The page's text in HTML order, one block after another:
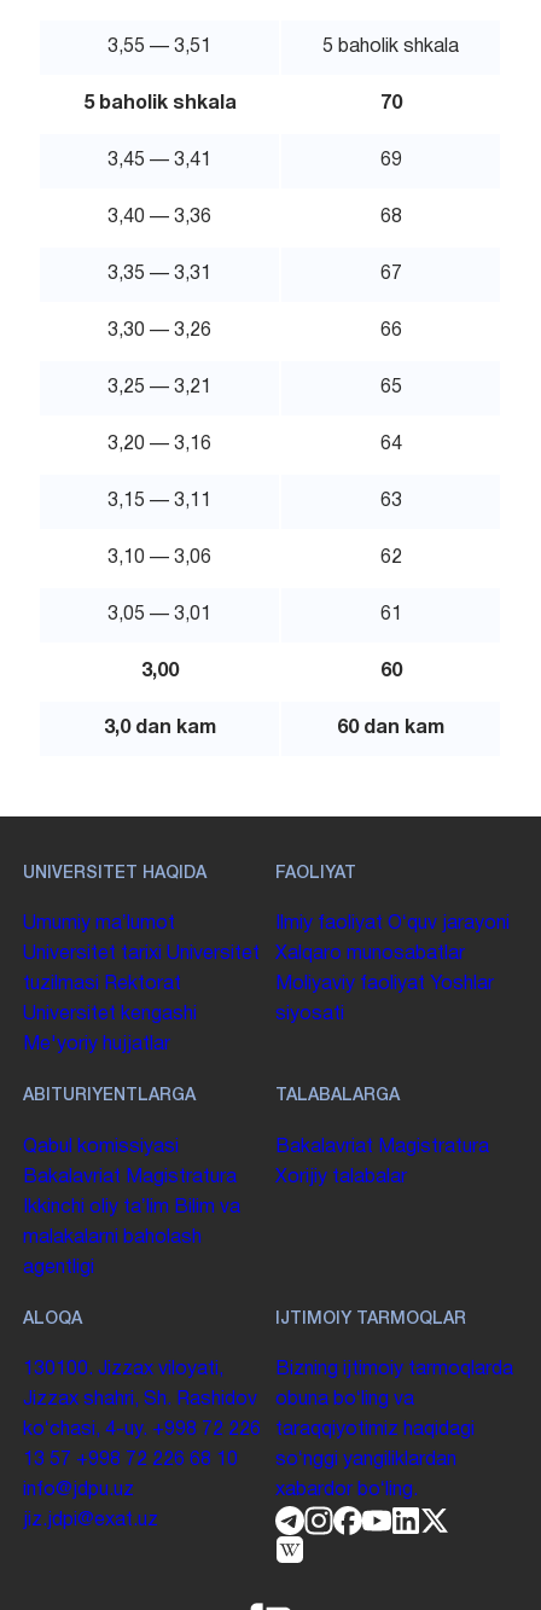
3,55 — 3,51 5 baholik shkala
5 baholik shkala 70
3,45 — 3,41 69
3,40 — 3,36 68
3,35 — 3,31 67
3,30 — 3,26 66
3,25 — 3,21 65
3,20 — 3,16 64
3,15 — 3,11 63
3,10 — 3,06 62
3,05 — 3,01 61
3,00 60
3,0 dan kam 60 dan kam
UNIVERSITET HAQIDA
Umumiy maʼlumot
Universitet tarixi Universitet
tuzilmasi
Rektorat
Universitet kengashi
Me'yoriy hujjatlar
FAOLIYAT
Ilmiy faoliyat Oʻquv jarayoni
Xalqaro munosabatlar
Moliyaviy faoliyat Yoshlar
siyosati
ABITURIYENTLARGA
Qabul komissiyasi
Bakalavriat Magistratura
Ikkinchi oliy taʼlim Bilim va
malakalarni baholash
agentligi
TALABALARGA
Bakalavriat Magistratura
Xorijiy talabalar
ALOQA
130100. Jizzax viloyati,
Jizzax shahri, Sh. Rashidov
koʻchasi, 4-uy. +998 72 226
13 57 +998 72 226 68 10
info@jdpu.uz
jiz.jdpi@exat.uz
IJTIMOIY TARMOQLAR
Bizning ijtimoiy tarmoqlarda
obuna boʻling va
taraqqiyotimiz haqidagi
soʻnggi yangiliklardan
xabardor boʻling.